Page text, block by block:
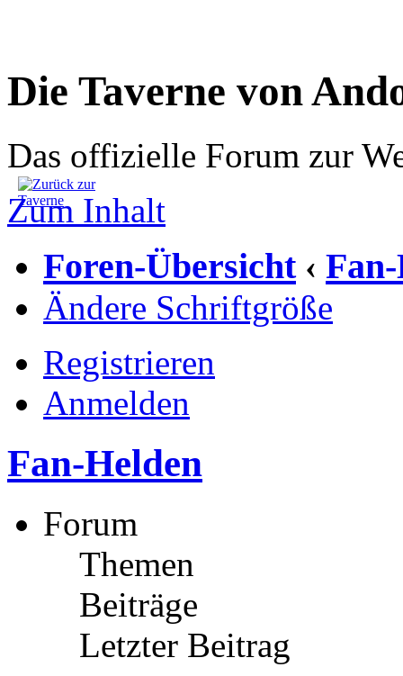
Die Taverne von
Das offizielle Forum zur
Zum Inhalt
Foren-Übersicht ‹
Ändere Schriftgröße
Registrieren
Anmelden
Fan-Helden
Forum
Themen
Beiträge
Letzter Beitrag